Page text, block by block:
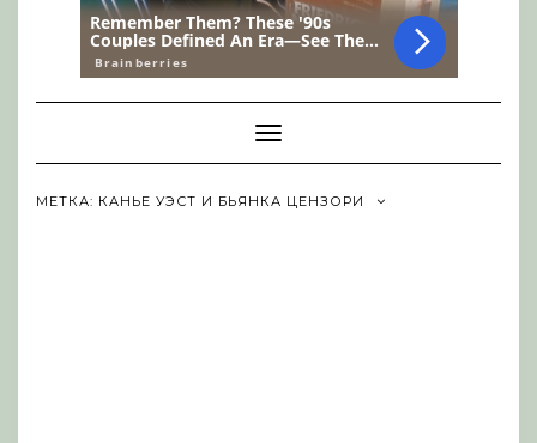
Toggle
Navigation
МЕТКА: КАНЬЕ УЭСТ И БЬЯНКА ЦЕНЗОРИ